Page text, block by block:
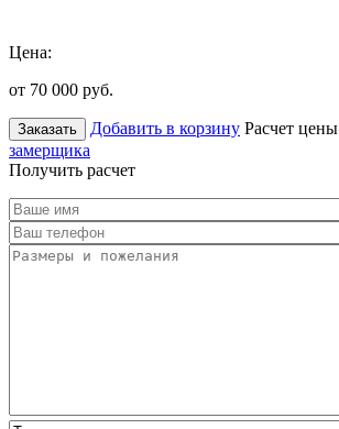
Цена:
от 70 000 руб.
Заказать Добавить в корзину Расчет цены
замерщика
Получить расчет